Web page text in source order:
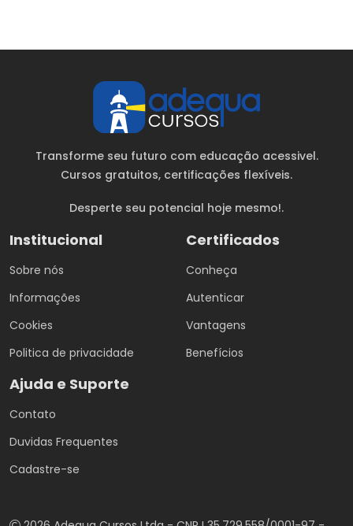
Transforme seu futuro com educação acessivel.
Cursos gratuitos, certificações flexíveis.
Desperte seu potencial hoje mesmo!.
Institucional
Sobre nós
Informações
Cookies
Politica de privacidade
Certificados
Conheça
Autenticar
Vantagens
Benefícios
Ajuda e Suporte
Contato
Duvidas Frequentes
Cadastre-se